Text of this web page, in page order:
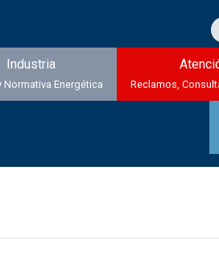
Industria
Normativa Energética Reclamos,